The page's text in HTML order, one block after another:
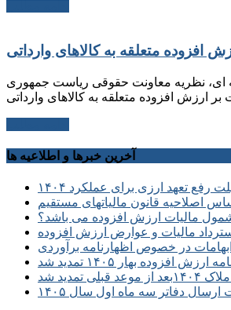
افزوده متعلقه به کالاهای وارداتی
ای، نظریه معاونت حقوقی ریاست جمهوری
آخرین خبرها و اطلاعیه ها
رفع تعهد ارزی برای عملکرد ۱۴۰۴
اصلاحیه قانون مالیاتهای مستقیم
مالیات ارزش افزوده می باشد؟
مالیات و عوارض ارزش افزوده
در خصوص اظهارنامه برآوردی
افزوده بهار ۱۴۰۵ تمدید شد
شد
ارسال دفاتر سه ماه اول سال ۱۴۰۵